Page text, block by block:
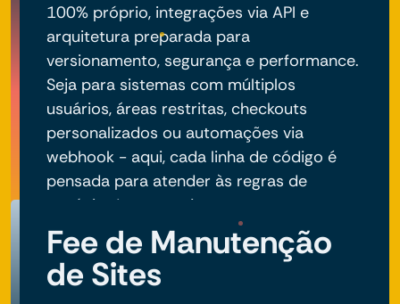
100% próprio, integrações via API e
arquitetura preparada para
versionamento, segurança e performance.
Seja para sistemas com múltiplos
usuários, áreas restritas, checkouts
personalizados ou automações via
webhook - aqui, cada linha de código é
pensada para atender às regras de
negócio do seu projeto.
Fee de Manutenção
de Sites